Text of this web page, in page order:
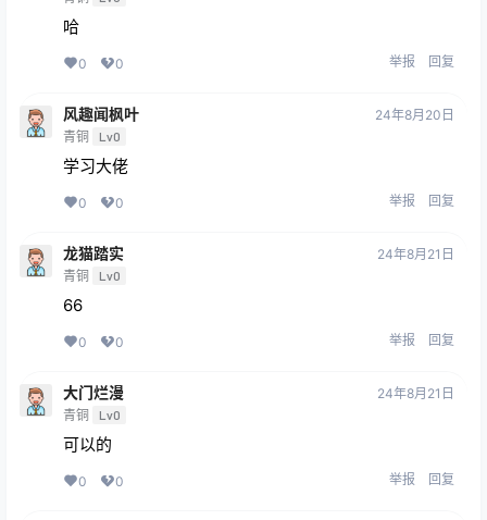
哈
0 0 举报 回复
风趣闻枫叶
青铜 Lv0
24年8月20日
学习大佬
0 0 举报 回复
龙猫踏实
青铜 Lv0
24年8月21日
66
0 0 举报 回复
大门烂漫
青铜 Lv0
24年8月21日
可以的
0 0 举报 回复